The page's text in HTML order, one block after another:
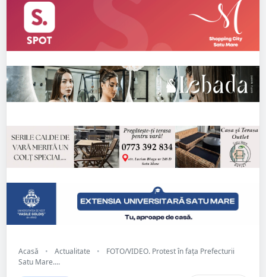
Acasă • Actualitate •
FOTO/VIDEO. Protest în fața Prefecturii
Satu Mare....